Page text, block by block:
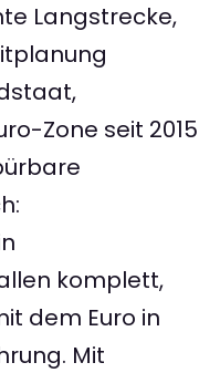
Langstrecke,
Zone seit 2015
komplett,
dem Euro in
Mit